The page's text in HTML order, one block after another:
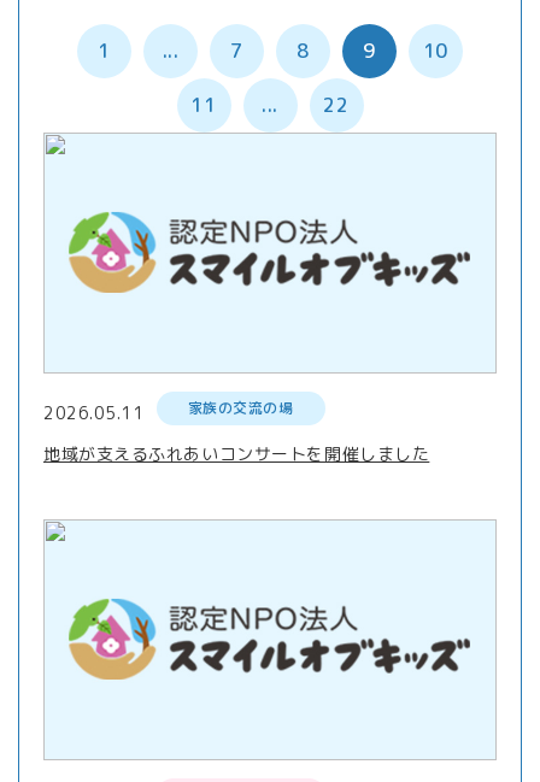
1 ... 7 8 9 10
11 ... 22
2026.05.11 家族の交流の場
地域が支えるふれあいコンサートを開催しました